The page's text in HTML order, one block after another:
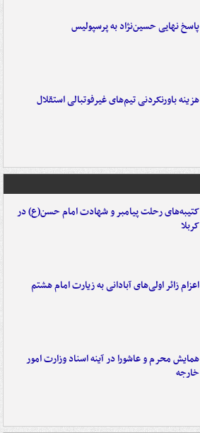
پاسخ نهایی حسین‌نژاد به پرسپولیس
هزینه باورنکردنی تیم‌های غیرفوتبالی استقلال
کتیبه‌های رحلت پیامبر و شهادت امام حسن(ع) در
کربلا
اعزام زائر اولی‌های آبادانی به زیارت امام هشتم
همایش محرم و عاشورا در آینه اسناد وزارت امور
خارجه